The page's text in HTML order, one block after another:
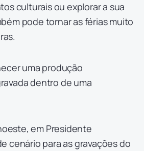
culturais ou explorar a sua
pode tornar as férias muito
uma produção
dentro de uma
em Presidente
cenário para as gravações do